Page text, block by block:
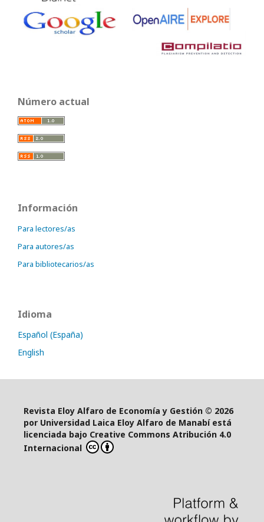
Número actual
Información
Para lectores/as
Para autores/as
Para bibliotecarios/as
Idioma
Español (España)
English
Revista Eloy Alfaro de Economía y Gestión © 2026
por Universidad Laica Eloy Alfaro de Manabí está
licenciada bajo Creative Commons Atribución 4.0
Internacional